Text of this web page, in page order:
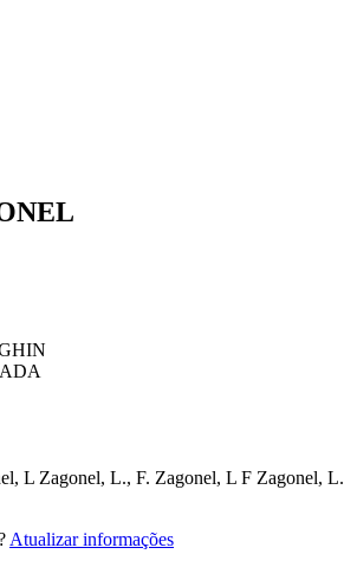
L Zagonel, L., F. Zagonel, L F Zagonel, L.
Atualizar informações